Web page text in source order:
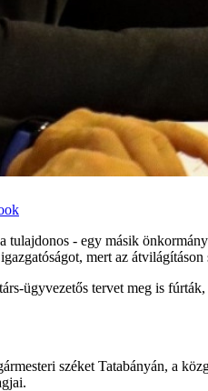
tulajdonos - egy másik
mert az
ügyvezetős tervet meg is
széket Tatabányán, a